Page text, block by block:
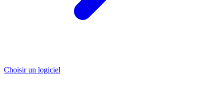
Choisir un logiciel